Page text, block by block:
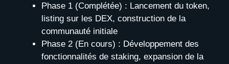
Phase 1 (Complétée) : Lancement du token,
listing sur les DEX, construction de la
communauté initiale
Phase 2 (En cours) : Développement des
fonctionnalités de staking, expansion de la